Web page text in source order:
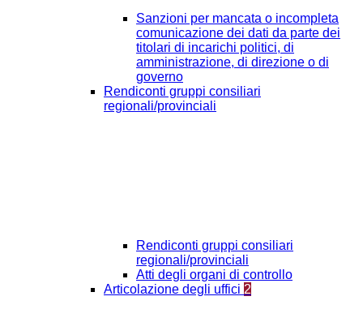
Sanzioni per mancata o incompleta
comunicazione dei dati da parte dei
titolari di incarichi politici, di
amministrazione, di direzione o di
governo
Rendiconti gruppi consiliari
regionali/provinciali
Rendiconti gruppi consiliari
regionali/provinciali
Atti degli organi di controllo
Articolazione degli uffici 2